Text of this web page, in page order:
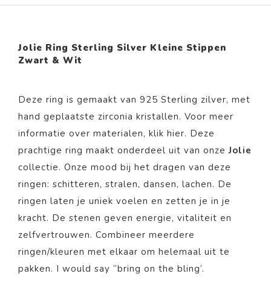
Jolie Ring Sterling Silver Kleine Stippen
Zwart & Wit
Deze ring is gemaakt van 925 Sterling zilver, met
hand geplaatste zirconia kristallen. Voor meer
informatie over materialen, klik hier. Deze
prachtige ring maakt onderdeel uit van onzeJolie
collectie. Onze mood bij het dragen van deze
ringen: schitteren, stralen, dansen, lachen. De
ringen laten je uniek voelen en zetten je in je
kracht. De stenen geven energie, vitaliteit en
zelfvertrouwen. Combineer meerdere
ringen/kleuren met elkaar om helemaal uit te
pakken. I would say “bring on the bling’.